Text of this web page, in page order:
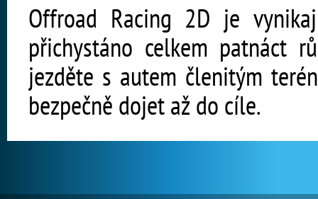
Offroad Racing 2D je
přichystáno celkem patnáct
jezděte s autem členitým
bezpečně dojet až do cíle.